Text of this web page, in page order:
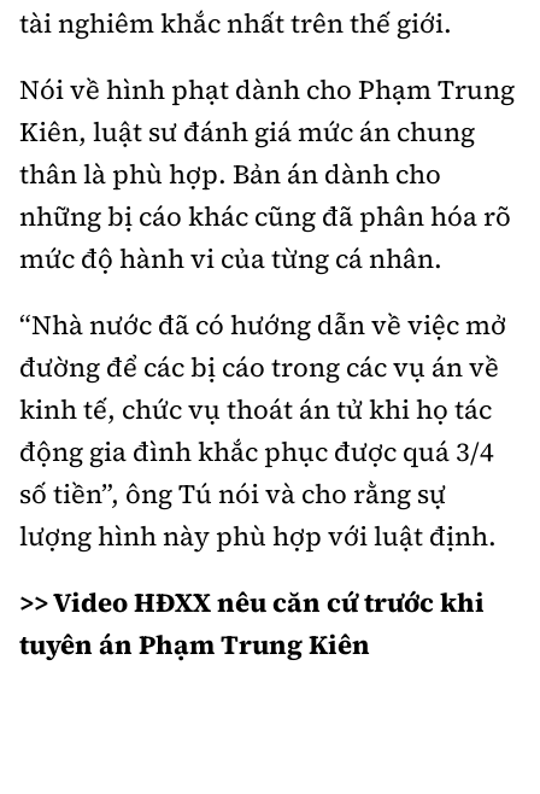
tài nghiêm khắc nhất trên thế giới.
Nói về hình phạt dành cho Phạm Trung
Kiên, luật sư đánh giá mức án chung
thân là phù hợp. Bản án dành cho
những bị cáo khác cũng đã phân hóa rõ
mức độ hành vi của từng cá nhân.
“Nhà nước đã có hướng dẫn về việc mở
đường để các bị cáo trong các vụ án về
kinh tế, chức vụ thoát án tử khi họ tác
động gia đình khắc phục được quá 3/4
số tiền”, ông Tú nói và cho rằng sự
lượng hình này phù hợp với luật định.
>> Video HĐXX nêu căn cứ trước khi
tuyên án Phạm Trung Kiên